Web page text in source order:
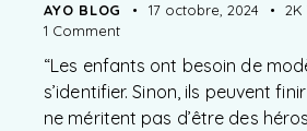
AYO BLOG 17 octobre, 2024 2K
1 Comment
“Les enfants ont besoin de
s’identifier. Sinon, ils peuvent
ne méritent pas d’être des